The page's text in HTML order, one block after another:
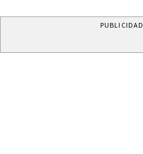
PUBLICIDAD